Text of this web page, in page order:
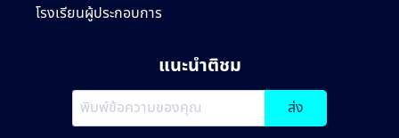
โรงเรียนผู้ประกอบการ
แนะนำติชม
ส่ง